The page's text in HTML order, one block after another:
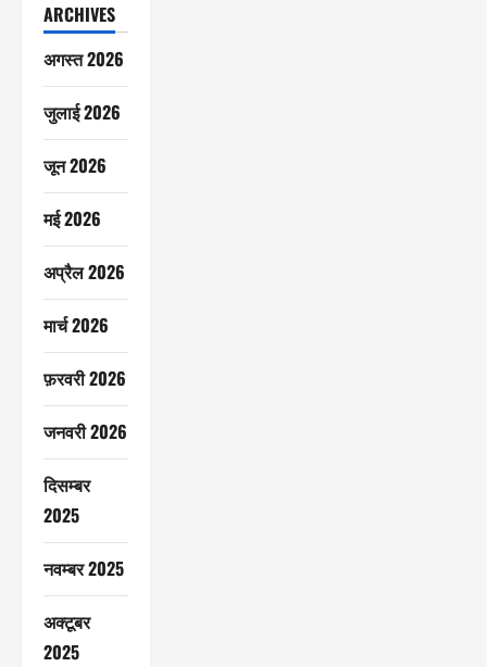
ARCHIVES
अगस्त 2026
जुलाई 2026
जून 2026
मई 2026
अप्रैल 2026
मार्च 2026
फ़रवरी 2026
जनवरी 2026
दिसम्बर
2025
नवम्बर 2025
अक्टूबर
2025